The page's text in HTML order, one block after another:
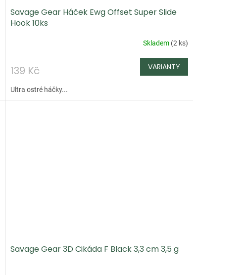
Savage Gear Háček Ewg Offset Super Slide
Hook 10ks
Skladem (2 ks)
139 Kč
Ultra ostré háčky...
Savage Gear 3D Cikáda F Black 3,3 cm 3,5 g